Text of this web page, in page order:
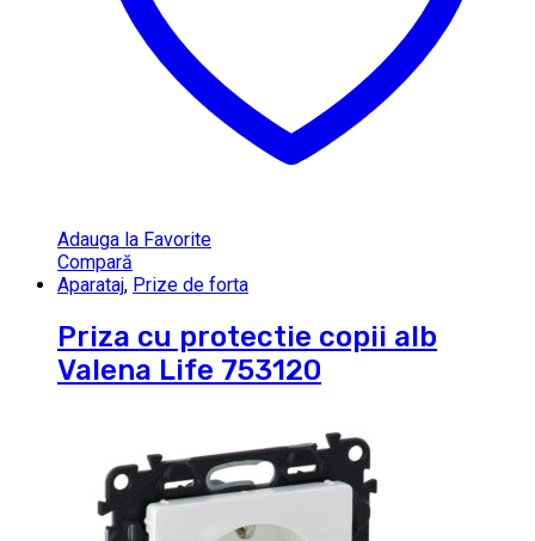
Adauga la Favorite
Compară
Aparataj, Prize de forta
Priza cu protectie copii alb
Valena Life 753120